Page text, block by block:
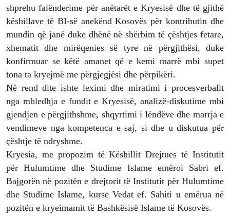
shprehu falënderime për anëtarët e Kryesisë dhe të gjithë
këshillave të BI-së anekënd Kosovës për kontributin dhe
mundin që janë duke dhënë në shërbim të çështjes fetare,
xhematit dhe mirëqenies së tyre në përgjithësi, duke
konfirmuar se këtë amanet që e kemi marrë mbi supet
tona ta kryejmë me përgjegjësi dhe përpikëri.
Në rend dite ishte leximi dhe miratimi i procesverbalit
nga mbledhja e fundit e Kryesisë, analizë-diskutime mbi
gjendjen e përgjithshme, shqyrtimi i lëndëve dhe marrja e
vendimeve nga kompetenca e saj, si dhe u diskutua për
çështje të ndryshme.
Kryesia, me propozim të Këshillit Drejtues të Institutit
për Hulumtime dhe Studime Islame emëroi Sabri ef.
Bajgorën në pozitën e drejtorit të Institutit për Hulumtime
dhe Studime Islame, kurse Vedat ef. Sahiti u emërua në
pozitën e kryeimamit të Bashkësisë Islame të Kosovës.